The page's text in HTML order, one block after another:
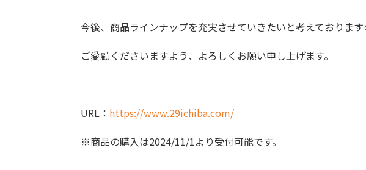
今後、商品ラインナップを充実させていきたいと考えております
ご愛顧くださいますよう、よろしくお願い申し上げます。
URL： https://www.29ichiba.com/
※商品の購入は2024/11/1より受付可能です。